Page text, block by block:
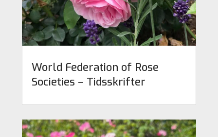
World Federation of Rose
Societies – Tidsskrifter